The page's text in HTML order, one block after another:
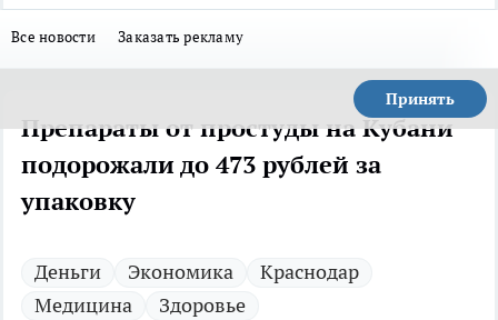
Все новости Заказать рекламу
Принять
Препараты от простуды на Кубани
подорожали до 473 рублей за
упаковку
Деньги Экономика
Краснодар
Медицина
Здоровье